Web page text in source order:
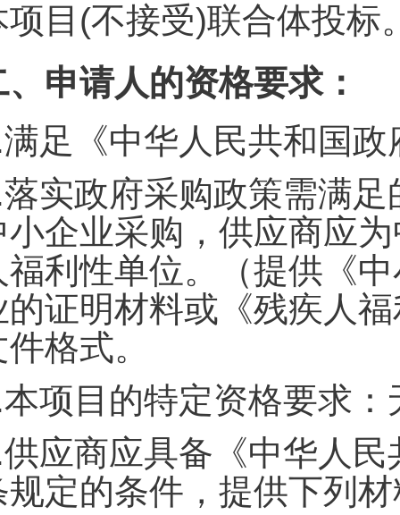
项目(不接受)联合体投标
、申请人的资格要求：
满足《中华人民共和国
落实政府采购政策需满
小企业采购，供应商应
福利性单位。（提供《
的证明材料或《残疾人
格式。
本项目的特定资格要求：
供应商应具备《中华人
规定的条件，提供下列